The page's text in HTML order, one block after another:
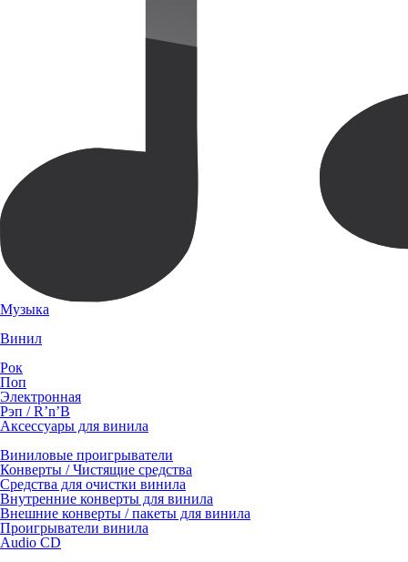
Музыка
Винил
Рок
Поп
Электронная
Рэп / R’n’B
Аксессуары для винила
Виниловые проигрыватели
Конверты / Чистящие средства
Средства для очистки винила
Внутренние конверты для винила
Внешние конверты / пакеты для винила
Проигрыватели винила
Audio CD